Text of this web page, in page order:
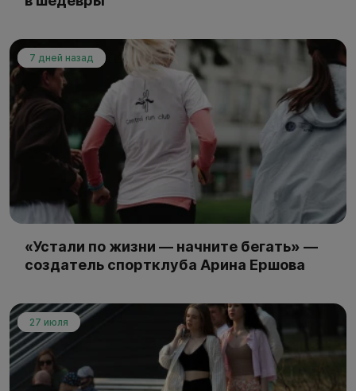
7 дней назад
«Устали по жизни — начните бегать» —
создатель спортклуба Арина Ершова
27 июля